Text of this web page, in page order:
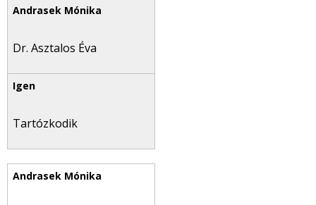
Dr. Asztalos Éva
Tartózkodik